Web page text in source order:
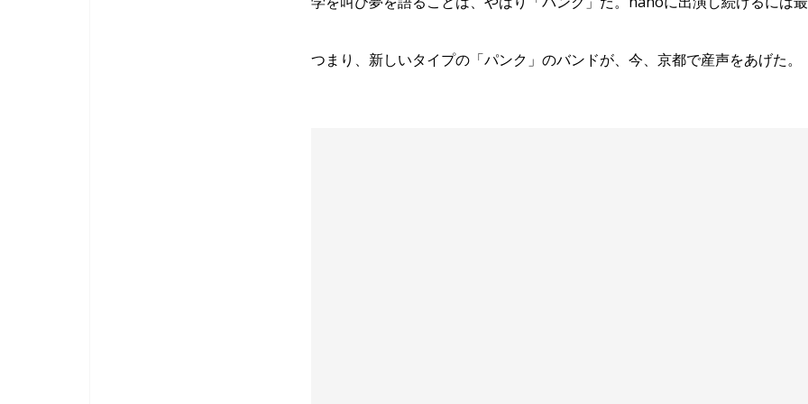
つまり、新しいタイプの「パンク」のバンドが、今、京都で産声をあげた。